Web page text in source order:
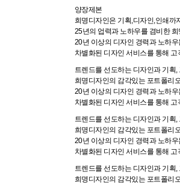
양장제본
희명디자인은 기획,디자인,인쇄까
25년의 업력과 노하우를 겸비한
20년 이상의 디자인 경력과 노하
차별화된 디자인 서비스를 통해
트렌드를 선도하는 디자인과 기획,
희명디자인의 감각있는 포트폴리
20년 이상의 디자인 경력과 노하
차별화된 디자인 서비스를 통해
트렌드를 선도하는 디자인과 기획,
희명디자인의 감각있는 포트폴리
20년 이상의 디자인 경력과 노하
차별화된 디자인 서비스를 통해
트렌드를 선도하는 디자인과 기획,
희명디자인의 감각있는 포트폴리